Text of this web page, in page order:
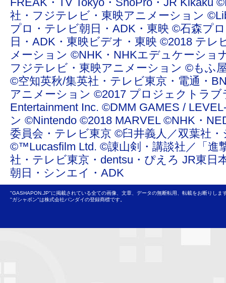
社・フジテレビ・東映アニメーション
プロ・テレビ朝日・ADK・東映 ©石森プ
日・ADK・東映ビデオ・東映 ©2018 テ
メーション ©NHK・NHKエデュケーシ
フジテレビ・東映アニメーション ©もふ
©空知英秋/集英社・テレビ東京・電通・
アニメーション ©2017 プロジェクトラ
Entertainment Inc. ©DMM GAMES /
ン ©Nintendo ©2018 MARVEL ©NHK・
委員会・テレビ東京 ©臼井義人／双葉社
©™Lucasfilm Ltd. ©諌山剣・講談社／「進
社・テレビ東京・dentsu・ぴえろ JR東
朝日・シンエイ・ADK
"GASHAPON.JP"に掲載されている全ての画像、文章、データの無断転用、転載をお断りしま
"ガシャポン"は株式会社バンダイの登録商標です。